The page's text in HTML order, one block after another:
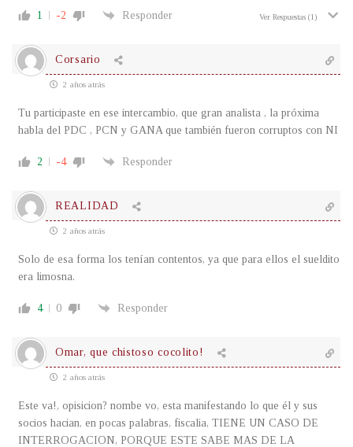
1 -2 Responder Ver Respuestas (1)
Corsario
2 años atrás
Tu participaste en ese intercambio, que gran analista , la próxima
habla del PDC , PCN y GANA que también fueron corruptos con NI
2 -4 Responder
REALIDAD
2 años atrás
Solo de esa forma los tenían contentos, ya que para ellos el sueldito
era limosna.
4 0 Responder
Omar, que chistoso cocolito!
2 años atrás
Este va!, opisicion? nombe vo, esta manifestando lo que él y sus
socios hacian, en pocas palabras, fiscalia, TIENE UN CASO DE
INTERROGACION, PORQUE ESTE SABE MAS DE LA